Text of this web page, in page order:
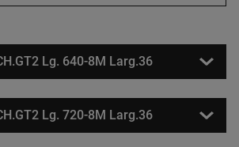
Lg. 640-8M Larg.36
Lg. 720-8M Larg.36